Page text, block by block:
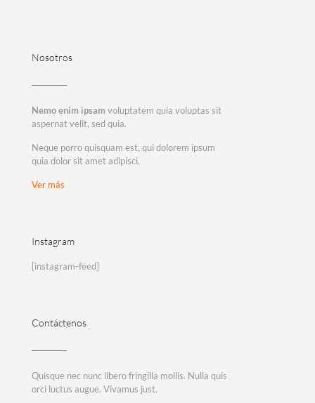
Nosotros
Nemo enim ipsam voluptatem quia voluptas sit
aspernat velit, sed quia.
Neque porro quisquam est, qui dolorem ipsum
quia dolor sit amet adipisci.
Ver más
Instagram
[instagram-feed]
Contáctenos
Quisque nec nunc libero fringilla mollis. Nulla quis
orci luctus augue. Vivamus just.